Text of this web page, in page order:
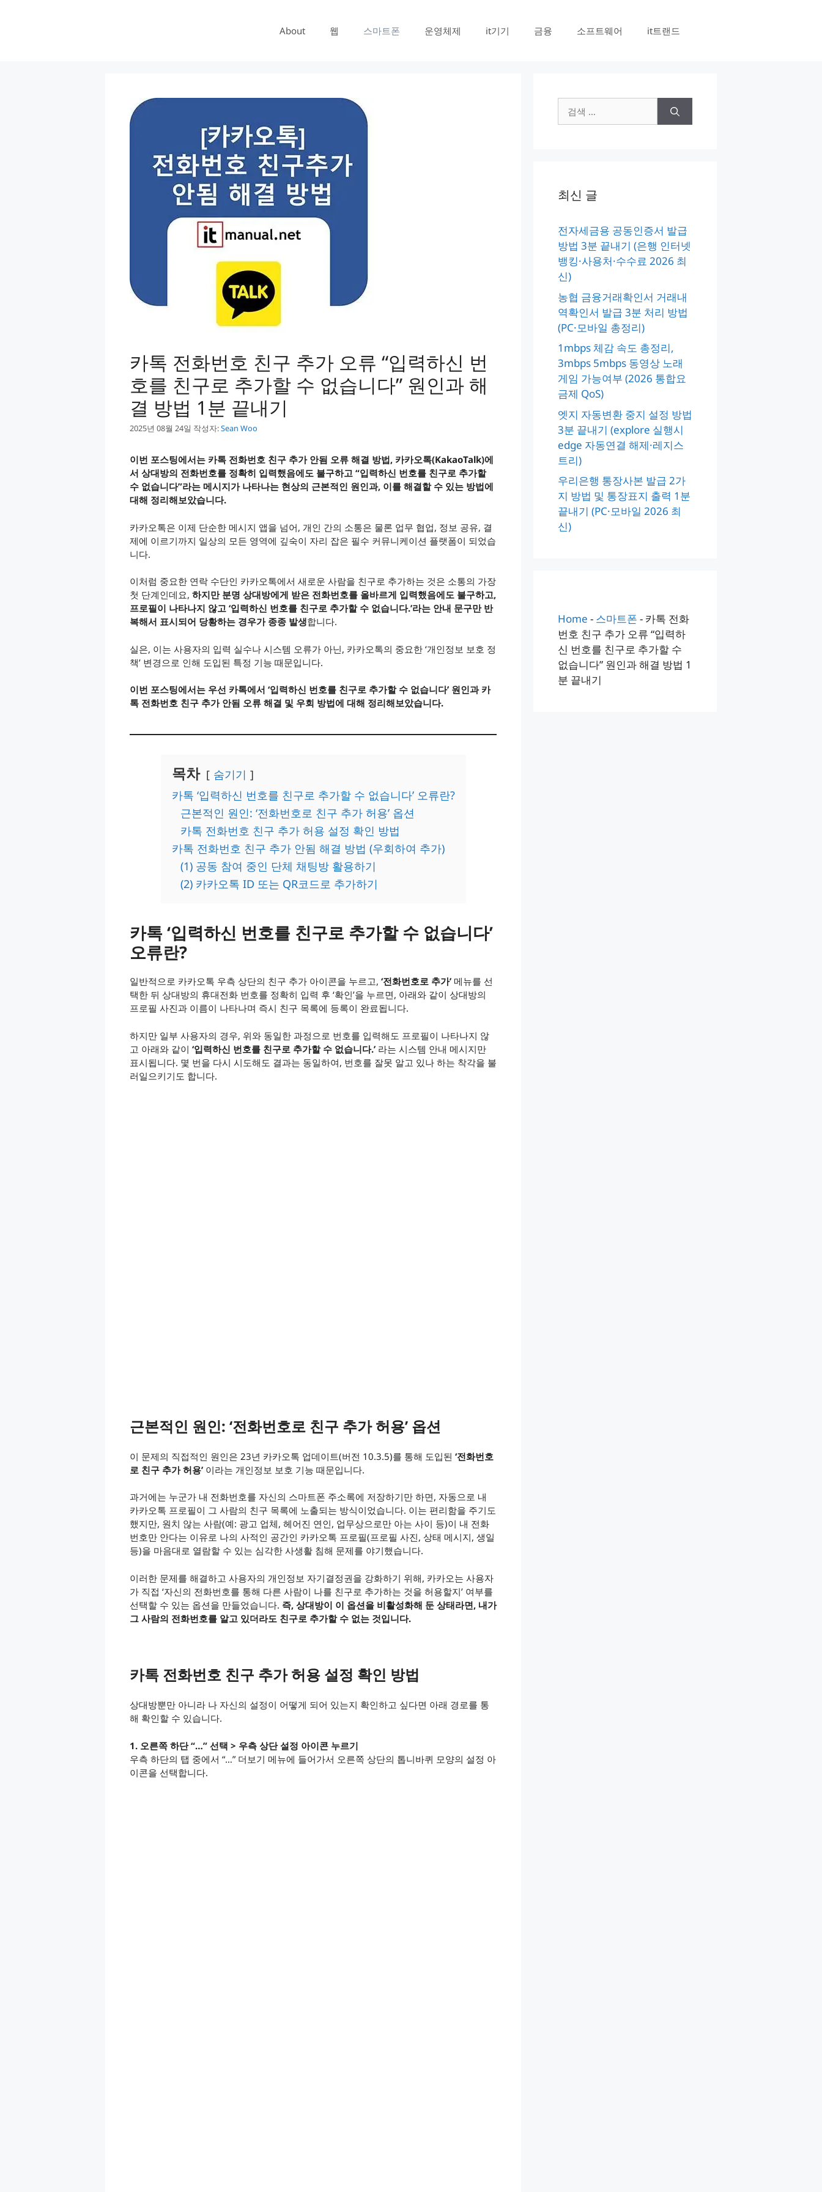
About 웹 스마트폰 운영체제 it기기 금융 소프트웨어 it트랜드
카톡 전화번호 친구 추가 오류 “입력하신 번
호를 친구로 추가할 수 없습니다” 원인과 해
결 방법 1분 끝내기
2025년 08월 24일 작성자:Sean Woo
이번 포스팅에서는 카톡 전화번호 친구 추가 안됨 오류 해결 방법, 카카오톡(KakaoTalk)에
서 상대방의 전화번호를 정확히 입력했음에도 불구하고 “입력하신 번호를 친구로 추가할
수 없습니다”라는 메시지가 나타나는 현상의 근본적인 원인과, 이를 해결할 수 있는 방법에
대해 정리해보았습니다.
카카오톡은 이제 단순한 메시지 앱을 넘어, 개인 간의 소통은 물론 업무 협업, 정보 공유, 결
제에 이르기까지 일상의 모든 영역에 깊숙이 자리 잡은 필수 커뮤니케이션 플랫폼이 되었습
니다.
이처럼 중요한 연락 수단인 카카오톡에서 새로운 사람을 친구로 추가하는 것은 소통의 가장
첫 단계인데요, 하지만 분명 상대방에게 받은 전화번호를 올바르게 입력했음에도 불구하고,
프로필이 나타나지 않고 ‘입력하신 번호를 친구로 추가할 수 없습니다.’라는 안내 문구만 반
복해서 표시되어 당황하는 경우가 종종 발생합니다.
실은, 이는 사용자의 입력 실수나 시스템 오류가 아닌, 카카오톡의 중요한 ‘개인정보 보호 정
책’ 변경으로 인해 도입된 특정 기능 때문입니다.
이번 포스팅에서는 우선 카톡에서 ‘입력하신 번호를 친구로 추가할 수 없습니다’ 원인과 카
톡 전화번호 친구 추가 안됨 오류 해결 및 우회 방법에 대해 정리해보았습니다.
목차
숨기기
카톡 ‘입력하신 번호를 친구로 추가할 수 없습니다’ 오류란?
근본적인 원인: ‘전화번호로 친구 추가 허용’ 옵션
카톡 전화번호 친구 추가 허용 설정 확인 방법
카톡 전화번호 친구 추가 안됨 해결 방법 (우회하여 추가)
(1) 공동 참여 중인 단체 채팅방 활용하기
(2) 카카오톡 ID 또는 QR코드로 추가하기
카톡 ‘입력하신 번호를 친구로 추가할 수 없습니다’
오류란?
일반적으로 카카오톡 우측 상단의 친구 추가 아이콘을 누르고, ‘전화번호로 추가’ 메뉴를 선
택한 뒤 상대방의 휴대전화 번호를 정확히 입력 후 ‘확인’을 누르면, 아래와 같이 상대방의
프로필 사진과 이름이 나타나며 즉시 친구 목록에 등록이 완료됩니다.
하지만 일부 사용자의 경우, 위와 동일한 과정으로 번호를 입력해도 프로필이 나타나지 않
고 아래와 같이 ‘입력하신 번호를 친구로 추가할 수 없습니다.’ 라는 시스템 안내 메시지만
표시됩니다. 몇 번을 다시 시도해도 결과는 동일하여, 번호를 잘못 알고 있나 하는 착각을 불
러일으키기도 합니다.
근본적인 원인: ‘전화번호로 친구 추가 허용’ 옵션
이 문제의 직접적인 원인은 23년 카카오톡 업데이트(버전 10.3.5)를 통해 도입된 ‘전화번호
로 친구 추가 허용’ 이라는 개인정보 보호 기능 때문입니다.
과거에는 누군가 내 전화번호를 자신의 스마트폰 주소록에 저장하기만 하면, 자동으로 내
카카오톡 프로필이 그 사람의 친구 목록에 노출되는 방식이었습니다. 이는 편리함을 주기도
했지만, 원치 않는 사람(예: 광고 업체, 헤어진 연인, 업무상으로만 아는 사이 등)이 내 전화
번호만 안다는 이유로 나의 사적인 공간인 카카오톡 프로필(프로필 사진, 상태 메시지, 생일
등)을 마음대로 열람할 수 있는 심각한 사생활 침해 문제를 야기했습니다.
이러한 문제를 해결하고 사용자의 개인정보 자기결정권을 강화하기 위해, 카카오는 사용자
가 직접 ‘자신의 전화번호를 통해 다른 사람이 나를 친구로 추가하는 것을 허용할지’ 여부를
선택할 수 있는 옵션을 만들었습니다. 즉, 상대방이 이 옵션을 비활성화해 둔 상태라면, 내가
그 사람의 전화번호를 알고 있더라도 친구로 추가할 수 없는 것입니다.
카톡 전화번호 친구 추가 허용 설정 확인 방법
상대방뿐만 아니라 나 자신의 설정이 어떻게 되어 있는지 확인하고 싶다면 아래 경로를 통
해 확인할 수 있습니다.
1. 오른쪽 하단 “…” 선택 > 우측 상단 설정 아이콘 누르기
우측 하단의 탭 중에서 “…” 더보기 메뉴에 들어가서 오른쪽 상단의 톱니바퀴 모양의 설정 아
이콘을 선택합니다.
색:
최신 글
전자세금용 공동인증서 발급
방법 3분 끝내기 (은행 인터넷
뱅킹·사용처·수수료 2026 최
신)
농협 금융거래확인서 거래내
역확인서 발급 3분 처리 방법
(PC·모바일 총정리)
1mbps 체감 속도 총정리,
3mbps 5mbps 동영상 노래
게임 가능여부 (2026 통합요
금제 QoS)
엣지 자동변환 중지 설정 방법
3분 끝내기 (explore 실행시
edge 자동연결 해제·레지스
트리)
우리은행 통장사본 발급 2가
지 방법 및 통장표지 출력 1분
끝내기 (PC·모바일 2026 최
신)
Home - 스마트폰 - 카톡 전화
번호 친구 추가 오류 “입력하
신 번호를 친구로 추가할 수
없습니다” 원인과 해결 방법 1
분 끝내기